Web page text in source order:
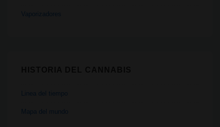
Vaporizadores
Linea del tiempo
Mapa del mundo